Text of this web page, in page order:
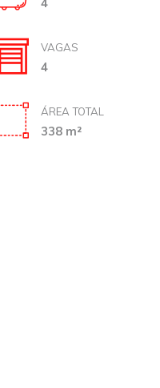
VAGAS
4
ÁREA TOTAL
338 m²